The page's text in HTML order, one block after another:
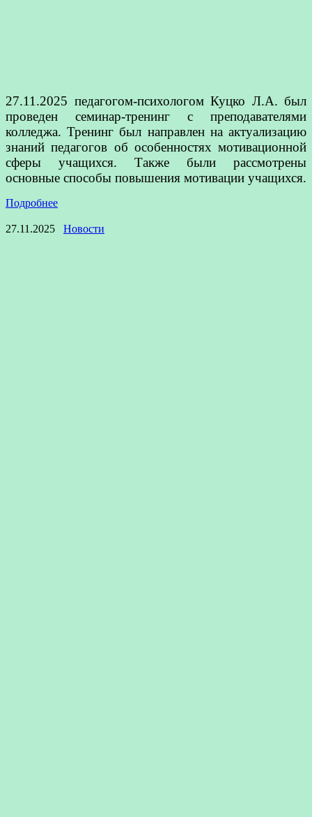
27.11.2025 педагогом-психологом Куцко Л.А. был
проведен семинар-тренинг с преподавателями
колледжа. Тренинг был направлен на актуализацию
знаний педагогов об особенностях мотивационной
сферы учащихся. Также были рассмотрены
основные способы повышения мотивации учащихся.
Подробнее
27.11.2025 Новости